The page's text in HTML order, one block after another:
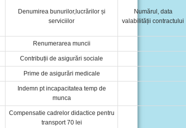
Denumirea bunurilor,lucrărilor și
serviciilor
Numărul, data
valabilității contractului
Renumerarea muncii
Contribuții de asigurări sociale
Prime de asigurări medicale
Indemn pt incapacitatea temp de
munca
Compensatie cadrelor didactice pentru
transport 70 lei